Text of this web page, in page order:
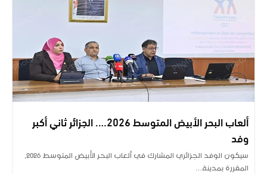
ألعاب البحر الأبيض المتوسط 2026…. الجزائر ثاني أكبر
وفد
سيكون الوفد الجزائري المشارك في ألعاب البحر الأبيض المتوسط 2026,
المقررة بمدينة…